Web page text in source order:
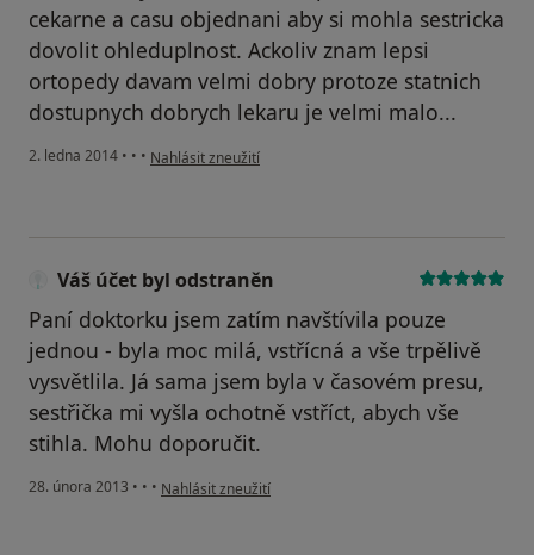
cekarne a casu objednani aby si mohla sestricka
dovolit ohleduplnost. Ackoliv znam lepsi
ortopedy davam velmi dobry protoze statnich
dostupnych dobrych lekaru je velmi malo...
2. ledna 2014 • • • podle názoru uživatele Váš účet byl odstraněn
Nahlásit zneužití
Váš účet byl odstraněn
Paní doktorku jsem zatím navštívila pouze
jednou - byla moc milá, vstřícná a vše trpělivě
vysvětlila. Já sama jsem byla v časovém presu,
sestřička mi vyšla ochotně vstříct, abych vše
stihla. Mohu doporučit.
28. února 2013 • • • podle názoru uživatele Váš účet byl odstraněn
Nahlásit zneužití